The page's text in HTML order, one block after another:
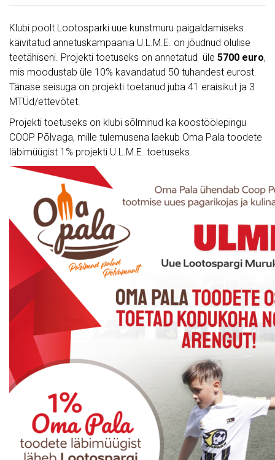
Klubi poolt Lootosparki uue kunstmuru paigaldamiseks
käivitatud annetuskampaania U.L.M.E. on jõudnud olulise
teetähiseni. Projekti toetuseks on annetatud üle 5700 euro,
mis moodustab üle 10% kavandatud 50 tuhandest eurost.
Tänase seisuga on projekti toetanud juba 41 eraisikut ja 3
MTÜd/ettevõtet.
Projekti toetuseks on klubi sõlminud ka koostöölepingu
COOP Põlvaga, mille tulemusena laekub Oma Pala toodete
läbimüügist 1% projekti U.L.M.E. toetuseks.